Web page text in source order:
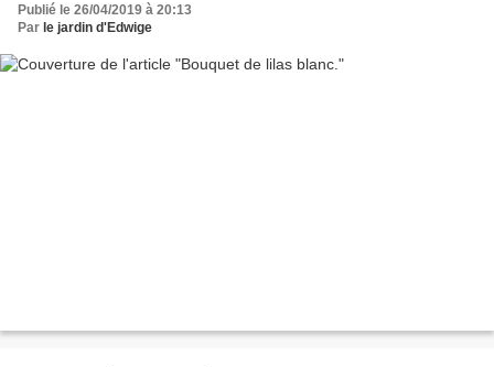
Publié le 26/04/2019 à 20:13
Par le jardin d'Edwige